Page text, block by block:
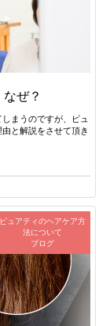
ぜ？
まうのですが、ピュ
と解説をさせて頂き
ピュアティのヘアケア方
法について
ブログ